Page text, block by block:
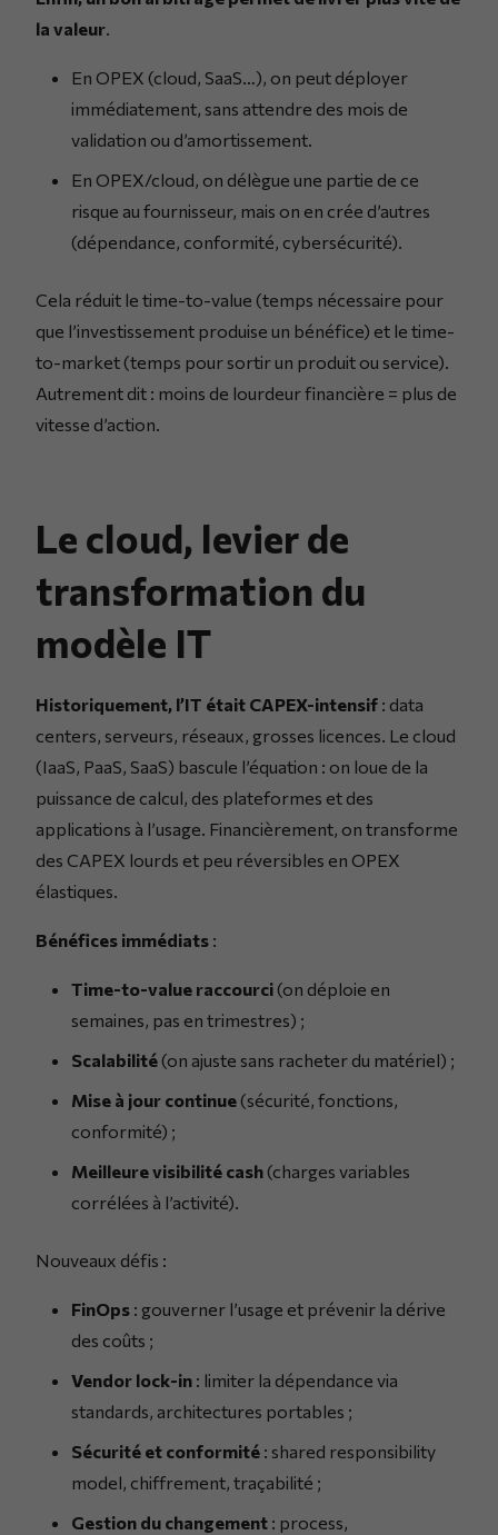
la valeur.
En OPEX (cloud, SaaS…), on peut déployer
immédiatement, sans attendre des mois de
validation ou d’amortissement.
En OPEX/cloud, on délègue une partie de ce
risque au fournisseur, mais on en crée d’autres
(dépendance, conformité, cybersécurité).
Cela réduit le time-to-value (temps nécessaire pour
que l’investissement produise un bénéfice) et le time-
to-market (temps pour sortir un produit ou service).
Autrement dit : moins de lourdeur financière = plus de
vitesse d’action.
Le cloud, levier de
transformation du
modèle IT
Historiquement, l’IT était CAPEX-intensif : data
centers, serveurs, réseaux, grosses licences. Le cloud
(IaaS, PaaS, SaaS) bascule l’équation : on loue de la
puissance de calcul, des plateformes et des
applications à l’usage. Financièrement, on transforme
des CAPEX lourds et peu réversibles en OPEX
élastiques.
Bénéfices immédiats :
Time-to-value raccourci (on déploie en
semaines, pas en trimestres) ;
Scalabilité (on ajuste sans racheter du matériel) ;
Mise à jour continue (sécurité, fonctions,
conformité) ;
Meilleure visibilité cash (charges variables
corrélées à l’activité).
Nouveaux défis :
FinOps : gouverner l’usage et prévenir la dérive
des coûts ;
Vendor lock-in : limiter la dépendance via
standards, architectures portables ;
Sécurité et conformité : shared responsibility
model, chiffrement, traçabilité ;
Gestion du changement : process,